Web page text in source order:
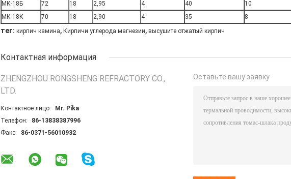
МК-18Б
72 18 2,95 4 40
10
МК-18К
70 18 2,90 4 35 8
тег: кирпич камина, Кирпичи углерода магнезии, высушите отжатый кирпич
Контактная информация
ZHENGZHOU RONGSHENG REFRACTORY CO.,
LTD.
Контактное лицо:
Mr. Pika
Телефон:
86-13838387996
Факс:
86-0371-56010932
Оставьте вашу заявку